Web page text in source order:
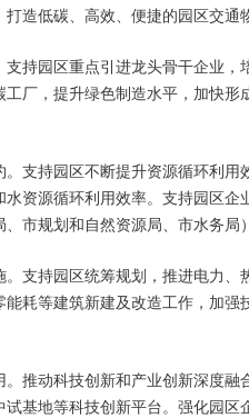
造低碳、高效、便捷的园区交
支持园区重点引进龙头骨干企业
厂，提升绿色制造水平，加快
。支持园区不断提升资源循环利
资源循环利用效率。支持园区
市规划和自然资源局、市水务局
。支持园区统筹规划，推进电力
耗等建筑新建及改造工作，加
。推动科技创新和产业创新深度
基地等科技创新平台。强化园